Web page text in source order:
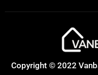
Copyright © 2022